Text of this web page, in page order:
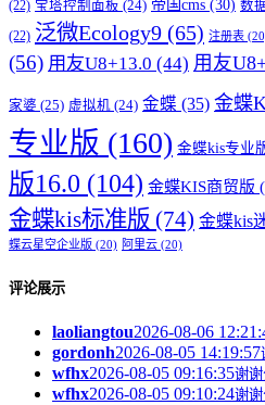
(22) 宝塔控制面板 (24) 帝国cms (30) 数
(22) 泛微Ecology9 (65) 注册表
(56) 用友U8+13.0 (44) 用友
家婆 (25) 虚拟机 (24) 金蝶 (35) 金蝶
专业版 (160) 金蝶kis专业
版16.0 (104) 金蝶KIS商贸版
金蝶kis标准版 (74) 金蝶kis
蝶云星空企业版 (20) 阿里云 (20)
评论展示
laoliangtou2026-08-06
gordonh2026-08-05 14:19:57
wfhx2026-08-05 09:16:35谢
wfhx2026-08-05 09:10:24谢谢